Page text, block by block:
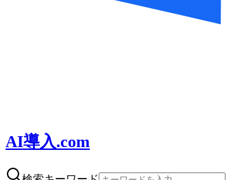
AI導入.com